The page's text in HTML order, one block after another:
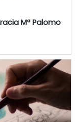
Mª Palomo